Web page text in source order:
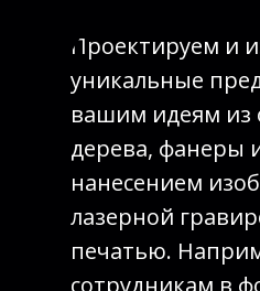
Проектируем и
уникальные
вашим идеям из
дерева, фанеры
нанесением
лазерной
печатью.
сотрудникам в